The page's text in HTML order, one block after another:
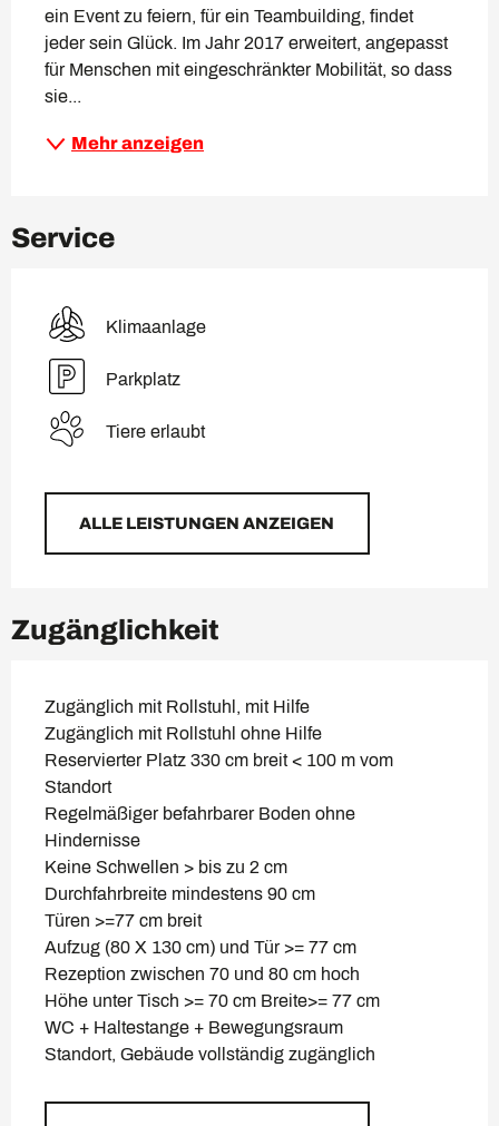
ein Event zu feiern, für ein Teambuilding, findet
jeder sein Glück. Im Jahr 2017 erweitert, angepasst
für Menschen mit eingeschränkter Mobilität, so dass
sie...
Mehr anzeigen
Service
Klimaanlage
Parkplatz
Tiere erlaubt
ALLE LEISTUNGEN ANZEIGEN
Zugänglichkeit
Zugänglich mit Rollstuhl, mit Hilfe
Zugänglich mit Rollstuhl ohne Hilfe
Reservierter Platz 330 cm breit < 100 m vom
Standort
Regelmäßiger befahrbarer Boden ohne
Hindernisse
Keine Schwellen > bis zu 2 cm
Durchfahrbreite mindestens 90 cm
Türen >=77 cm breit
Aufzug (80 X 130 cm) und Tür >= 77 cm
Rezeption zwischen 70 und 80 cm hoch
Höhe unter Tisch >= 70 cm Breite>= 77 cm
WC + Haltestange + Bewegungsraum
Standort, Gebäude vollständig zugänglich